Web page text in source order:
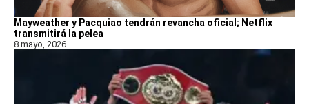
Mayweather y Pacquiao tendrán revancha oficial; Netflix
transmitirá la pelea
8 mayo, 2026